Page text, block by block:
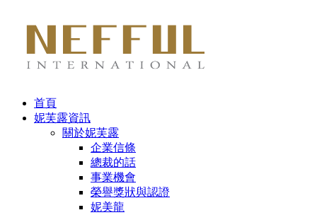
首頁
妮芙露資訊
關於妮芙露
企業信條
總裁的話
事業機會
榮譽獎狀與認證
妮美龍